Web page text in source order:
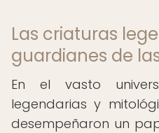
Las criaturas
guardianes de
En el vasto
legendarias y
desempeñaron un